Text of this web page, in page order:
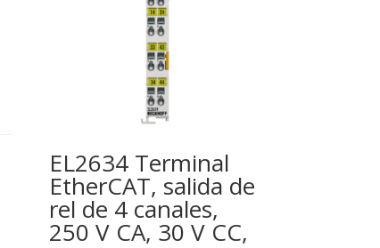
EL2634 Terminal
EtherCAT, salida de
rel de 4 canales,
250 V CA, 30 V CC,